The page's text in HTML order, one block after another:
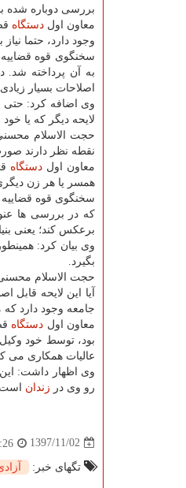
بررسی دوباره شده
معاون اولدستگاه
وجود دارد، حتما نیاز
سخنگوی قوه
به آن پرداخته شد.
اصلاحات بسیار زیادی
وی اضافه كرد: حتی
لایحه دیگر كه یا خود
حجت الاسلام
نقطه نظر دارند
معاون اول دستگاه
همسر یا هر زن
سخنگوی قوه قضاییه
كه در بررسی ها
برعكس كند؛ یعنی
وی بیان كرد:
بگیرد.
حجت الاسلام
آیا این لایحه
جامعه وجود دارد
معاون اول دستگاه
بود، توسط خود
عالیات همكاری می
وی اظهار داشت: این
رو وی در زندان است
1397/11/02
تگهای خبر: